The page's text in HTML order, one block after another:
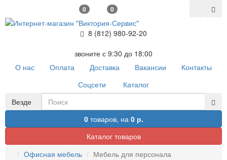
0 0
8 (812) 980-92-20
звоните с 9:30 до 18:00
О нас
Оплата Доставка Вакансии
Контакты
Соцсети
Каталог
Везде
0товаров, на 0 р.
Каталог товаров
Офисная мебель
Мебель для персонала